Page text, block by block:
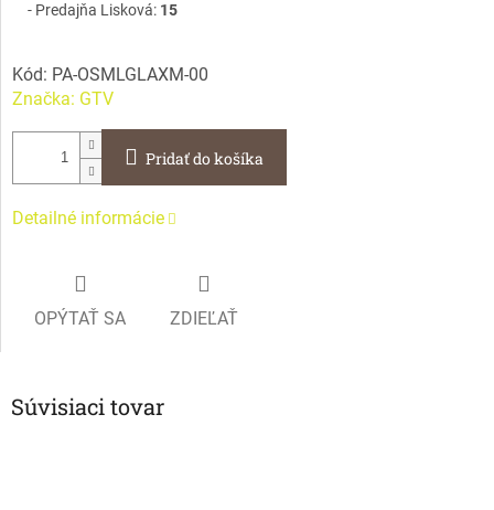
Predajňa Lisková: 15
Kód: PA-OSMLGLAXM-00
Značka: GTV
Pridať do košíka
Detailné informácie
OPÝTAŤ SA ZDIEĽAŤ
Súvisiaci tovar